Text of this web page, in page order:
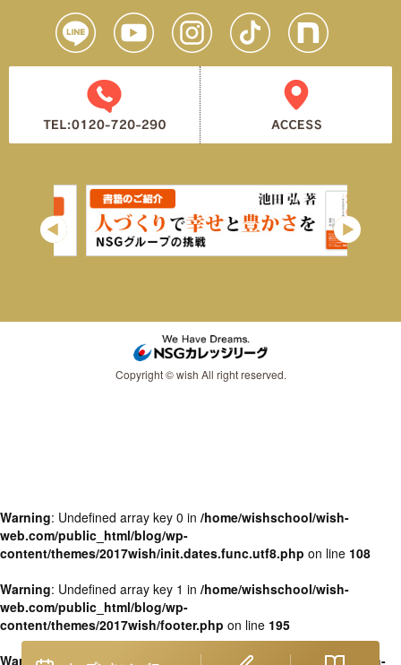
Copyright © wish All right reserved.
Warning: Undefined array key 0 in /home/wishschool/wish-
web.com/public_html/blog/wp-
content/themes/2017wish/init.dates.func.utf8.php on line 108
Warning: Undefined array key 1 in /home/wishschool/wish-
web.com/public_html/blog/wp-
content/themes/2017wish/footer.php on line 195
Warning: Undefined variable $ocdates in /home/wishschool/wish-